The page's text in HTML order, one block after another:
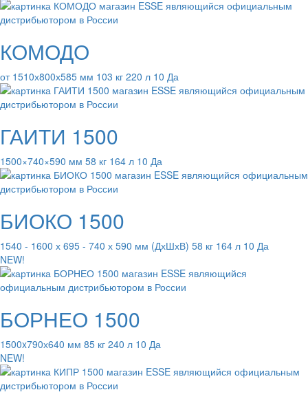
КОМОДО
от 1510х800х585 мм 103 кг 220 л 10 Да
ГАИТИ 1500
1500×740×590 мм 58 кг 164 л 10 Да
БИОКО 1500
1540 - 1600 х 695 - 740 х 590 мм (ДхШхВ) 58 кг 164 л 10 Да
NEW!
БОРНЕО 1500
1500x790х640 мм 85 кг 240 л 10 Да
NEW!